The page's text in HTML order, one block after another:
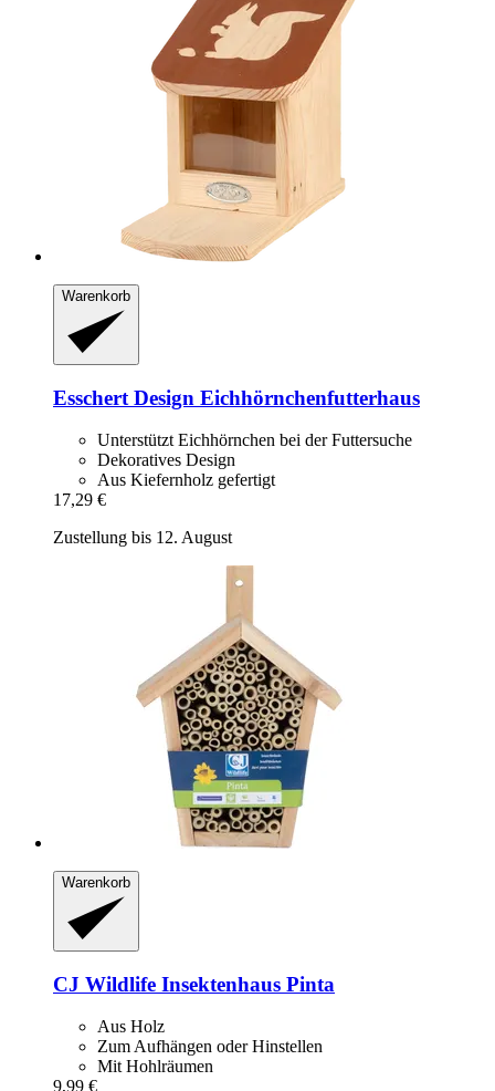
Warenkorb
Esschert Design Eichhörnchenfutterhaus
Unterstützt Eichhörnchen bei der Futtersuche
Dekoratives Design
Aus Kiefernholz gefertigt
17,29 €
Zustellung bis 12. August
Warenkorb
CJ Wildlife Insektenhaus Pinta
Aus Holz
Zum Aufhängen oder Hinstellen
Mit Hohlräumen
9,99 €